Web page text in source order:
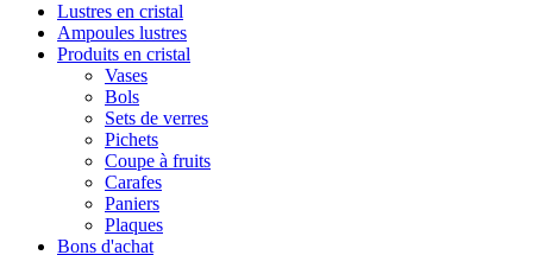
Lustres en cristal
Ampoules lustres
Produits en cristal
Vases
Bols
Sets de verres
Pichets
Coupe à fruits
Carafes
Paniers
Plaques
Bons d'achat